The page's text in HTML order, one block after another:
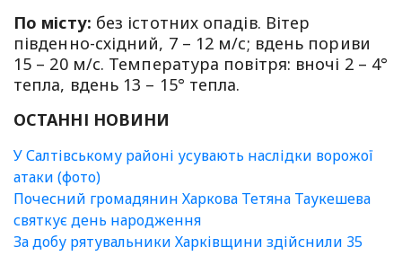
По місту: без істотних опадів. Вітер
південно-східний, 7 – 12 м/с; вдень пориви
15 – 20 м/с. Температура повітря: вночі 2 – 4°
тепла, вдень 13 – 15° тепла.
ОСТАННІ НОВИНИ
У Салтівському районі усувають наслідки ворожої
атаки (фото)
Почесний громадянин Харкова Тетяна Таукешева
святкує день народження
За добу рятувальники Харківщини здійснили 35